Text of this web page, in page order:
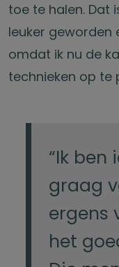
toe te halen. Dat
leuker geworden
omdat ik nu de
technieken op te
“Ik ben
graag
ergens
het